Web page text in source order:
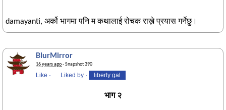
damayanti, अर्को भागमा पनि म कथालाई रोचक राख्ने प्रयास गर्नेछु।
BlurMirror
16 years ago· Snapshot 390
Like · Liked by · liberty gal
भाग २